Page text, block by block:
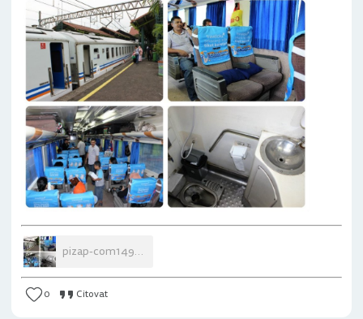
pizap-com14953805527541.jpg
0 Citovat